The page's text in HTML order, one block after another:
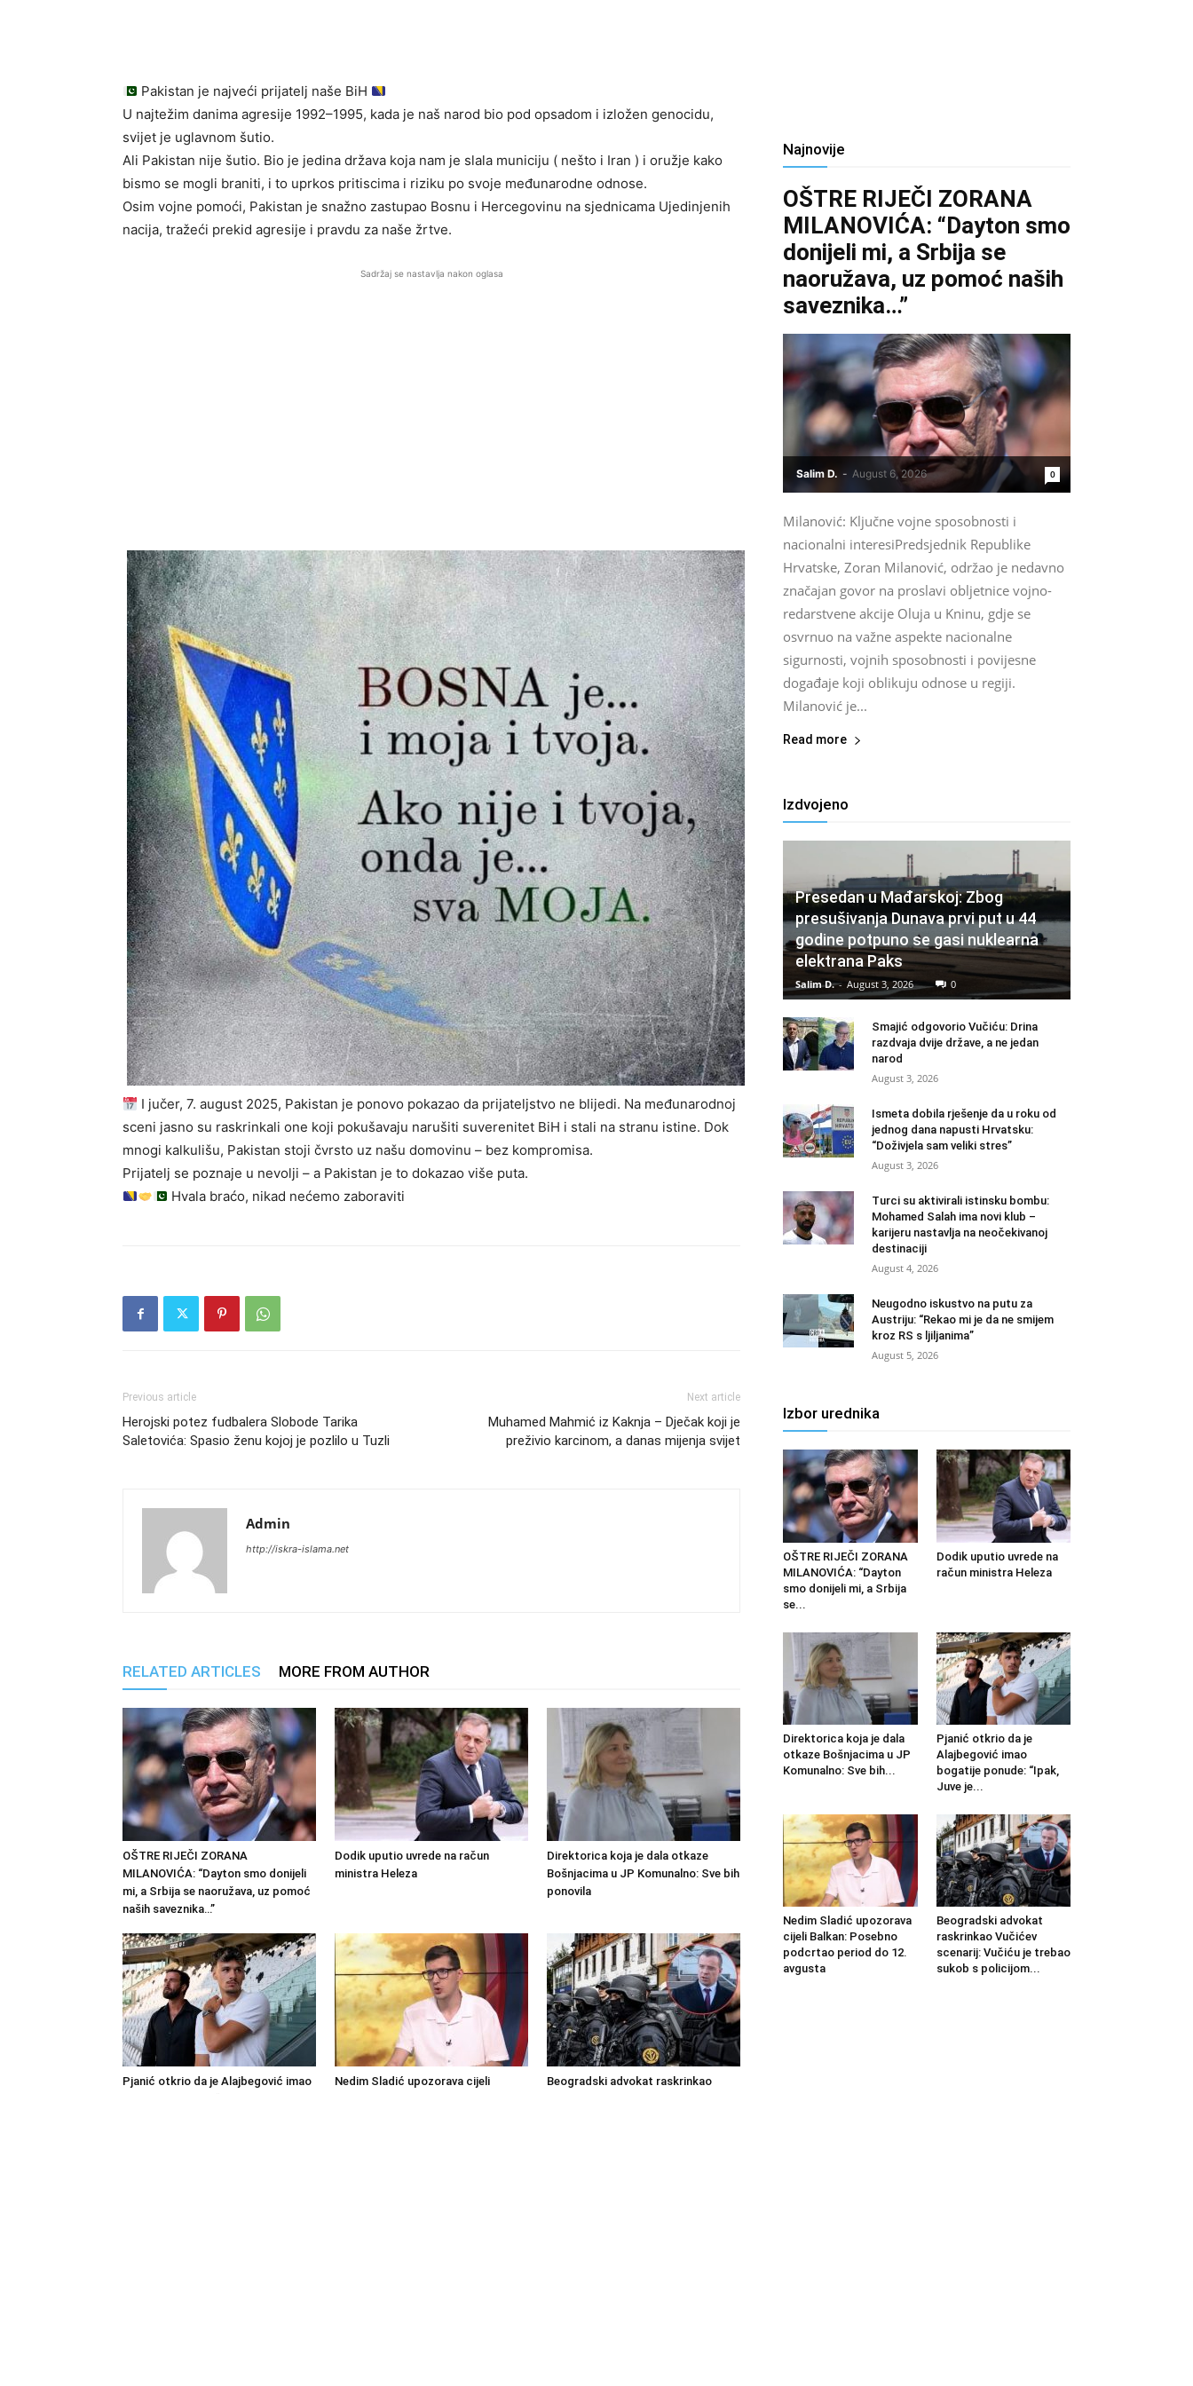
Pakistan je najveći prijatelj naše BiH
U najtežim danima agresije 1992–1995, kada je naš narod bio pod opsadom i izložen genocidu,
svijet je uglavnom šutio.
Ali Pakistan nije šutio. Bio je jedina država koja nam je slala municiju ( nešto i Iran ) i oružje kako
bismo se mogli braniti, i to uprkos pritiscima i riziku po svoje međunarodne odnose.
Osim vojne pomoći, Pakistan je snažno zastupao Bosnu i Hercegovinu na sjednicama Ujedinjenih
nacija, tražeći prekid agresije i pravdu za naše žrtve.
Sadržaj se nastavlja nakon oglasa
I jučer, 7. august 2025, Pakistan je ponovo pokazao da prijateljstvo ne blijedi. Na međunarodnoj
sceni jasno su raskrinkali one koji pokušavaju narušiti suverenitet BiH i stali na stranu istine. Dok
mnogi kalkulišu, Pakistan stoji čvrsto uz našu domovinu – bez kompromisa.
Prijatelj se poznaje u nevolji – a Pakistan je to dokazao više puta.
Hvala braćo, nikad nećemo zaboraviti
Previous article
Herojski potez fudbalera Slobode Tarika
Saletovića: Spasio ženu kojoj je pozlilo u Tuzli
Next article
Muhamed Mahmić iz Kaknja – Dječak koji je
preživio karcinom, a danas mijenja svijet
Admin
http://iskra-islama.net
RELATED ARTICLES MORE FROM AUTHOR
OŠTRE RIJEČI ZORANA
MILANOVIĆA: “Dayton smo donijeli
mi, a Srbija se naoružava, uz pomoć
naših saveznika…”
Dodik uputio uvrede na račun
ministra Heleza
Direktorica koja je dala otkaze
Bošnjacima u JP Komunalno: Sve bih
ponovila
Pjanić otkrio da je Alajbegović imao
Nedim Sladić upozorava cijeli
Beogradski advokat raskrinkao
Najnovije
OŠTRE RIJEČI ZORANA
MILANOVIĆA: “Dayton smo
donijeli mi, a Srbija se
naoružava, uz pomoć naših
saveznika…”
Salim D. - August 6, 2026 0
Milanović: Ključne vojne sposobnosti i
nacionalni interesiPredsjednik Republike
Hrvatske, Zoran Milanović, održao je nedavno
značajan govor na proslavi obljetnice vojno-
redarstvene akcije Oluja u Kninu, gdje se
osvrnuo na važne aspekte nacionalne
sigurnosti, vojnih sposobnosti i povijesne
događaje koji oblikuju odnose u regiji.
Milanović je...
Read more
Izdvojeno
Presedan u Mađarskoj: Zbog
presušivanja Dunava prvi put u 44
godine potpuno se gasi nuklearna
elektrana Paks
Salim D. - August 3, 2026 0
Smajić odgovorio Vučiću: Drina
razdvaja dvije države, a ne jedan
narod
August 3, 2026
Ismeta dobila rješenje da u roku od
jednog dana napusti Hrvatsku:
“Doživjela sam veliki stres”
August 3, 2026
Turci su aktivirali istinsku bombu:
Mohamed Salah ima novi klub –
karijeru nastavlja na neočekivanoj
destinaciji
August 4, 2026
Neugodno iskustvo na putu za
Austriju: “Rekao mi je da ne smijem
kroz RS s ljiljanima”
August 5, 2026
Izbor urednika
OŠTRE RIJEČI ZORANA
MILANOVIĆA: “Dayton
smo donijeli mi, a Srbija
se...
Dodik uputio uvrede na
račun ministra Heleza
Direktorica koja je dala
otkaze Bošnjacima u JP
Komunalno: Sve bih...
Pjanić otkrio da je
Alajbegović imao
bogatije ponude: “Ipak,
Juve je...
Nedim Sladić upozorava
cijeli Balkan: Posebno
podcrtao period do 12.
avgusta
Beogradski advokat
raskrinkao Vučićev
scenarij: Vučiću je trebao
sukob s policijom...